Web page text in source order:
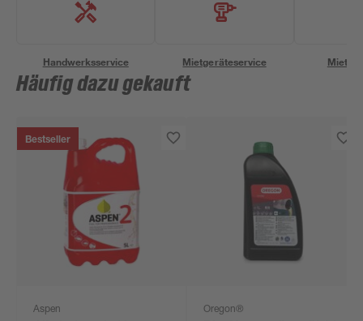
Handwerksservice Mietgeräteservice
Häufig dazu gekauft
Bestseller
Aspen Oregon®